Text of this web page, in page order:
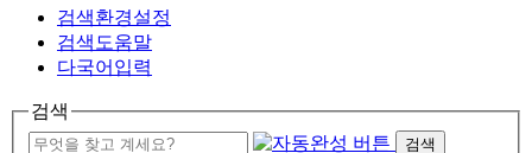
검색환경설정
검색도움말
다국어입력
검색
검색